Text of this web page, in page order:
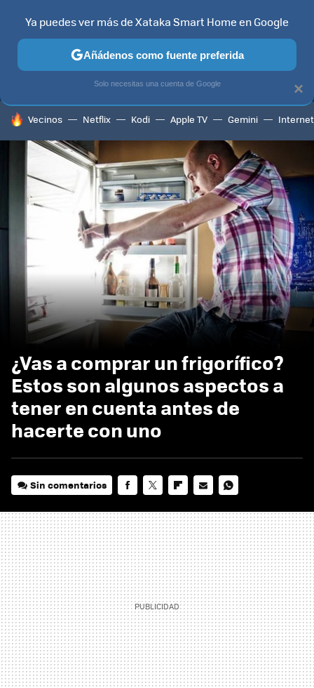
MENÚ NUEVO
CONTENIDOS SMART TV
HOY SE HABLA DE
Vecinos Netflix Kodi Apple TV Gemini Internet
¿Vas a comprar un frigorífico?
Estos son algunos aspectos a
tener en cuenta antes de
hacerte con uno
Sin comentarios
MAIL
×
Ya puedes ver más de Xataka Smart Home en Google
Añádenos como fuente preferida
Solo necesitas una cuenta de Google